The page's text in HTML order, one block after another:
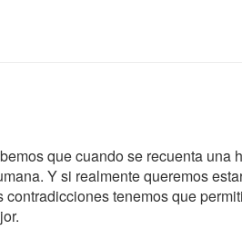
que cuando se recuenta
Y si realmente queremos
tenemos que